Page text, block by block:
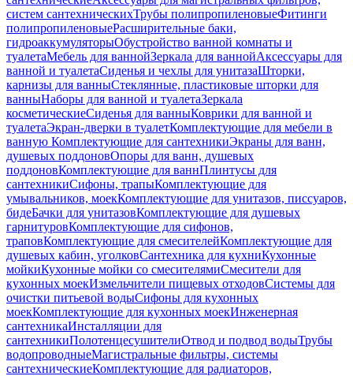
систем сантехническихТрубы полипропиленовыеФитинги
полипропиленовыеРасширительные баки,
гидроаккумуляторыОбустройство ванной комнаты и
туалетаМебель для ваннойЗеркала для ваннойАксессуары для
ванной и туалетаСиденья и чехлы для унитазаШторки,
карнизы для ванныСтеклянные, пластиковые шторки для
ванныНаборы для ванной и туалетаЗеркала
косметическиеСиденья для ванныКоврики для ванной и
туалетаЭкран-дверки в туалетКомплектующие для мебели в
ванную Комплектующие для сантехникиЭкраны для ванн,
душевых поддоновОпоры для ванн, душевых
поддоновКомплектующие для ваннПлинтусы для
сантехникиСифоны, трапыКомплектующие для
умывальников, моекКомплектующие для унитазов, писсуаров,
бидеБачки для унитазовКомплектующие для душевых
гарнитуровКомплектующие для сифонов,
траповКомплектующие для смесителейКомплектующие для
душевых кабин, уголковСантехника для кухниКухонные
мойкиКухонные мойки со смесителямиСмесители для
кухонных моекИзмельчители пищевых отходовСистемы для
очистки питьевой водыСифоны для кухонных
моекКомплектующие для кухонных моекИнженерная
сантехникаИнсталляции для
сантехникиПолотенцесушителиОтвод и подвод водыТрубы
водопроводныеМагистральные фильтры, системы
сантехническиеКомплектующие для радиаторов,